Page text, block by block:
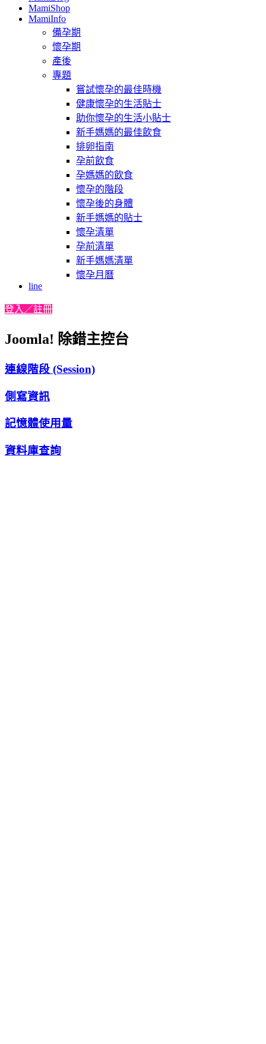
MamiShop
MamiInfo
備孕期
懷孕期
產後
專題
嘗試懷孕的最佳時機
健康懷孕的生活貼士
助你懷孕的生活小貼士
新手媽媽的最佳飲食
排卵指南
孕前飲食
孕媽媽的飲食
懷孕的階段
懷孕後的身體
新手媽媽的貼士
懷孕清單
孕前清單
新手媽媽清單
懷孕月曆
line
登入／註冊
Joomla! 除錯主控台
連線階段 (Session)
側寫資訊
記憶體使用量
資料庫查詢